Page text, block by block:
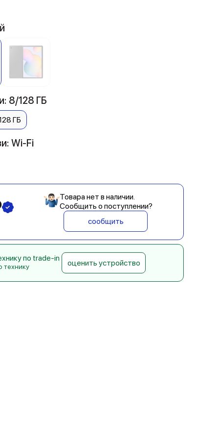
8/128 ГБ
ГБ
Wi-Fi
Товара нет в наличии.
Сообщить о поступлении?
сообщить
по trade-in
технику оценить устройство